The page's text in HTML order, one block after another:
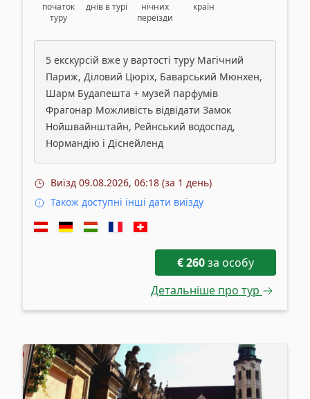
початок
туру
днів в турі
нічних
переїзди
країн
5 екскурсій вже у вартості туру Магічний
Париж, Діловий Цюріх, Баварський Мюнхен,
Шарм Будапешта + музей парфумів
Фрагонар Можливість відвідати Замок
Нойшвайнштайн, Рейнський водоспад,
Нормандію і Діснейленд
Виїзд 09.08.2026, 06:18 (за 1 день)
Також доступні інші дати виїзду
€260за особу
Детальніше про тур